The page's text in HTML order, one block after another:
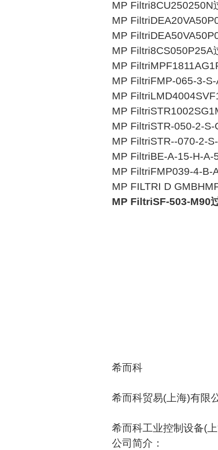
MP Filtri8CU250250N
MP
MP
MP Filtri8CS050P25A
MP
MP FiltriFMP-065-3-
MP
MP
MP FiltriSTR-­050­-2-­
MP FiltriSTR­--070-­2­-
MP FiltriBE-A-15-H-A-
MP FiltriFMP039-4-B-
MP FILTRI D
MP FiltriSF-503-M90
希而科
希而科贸易(上海)有限
希而科工业控制设备(
公司简介：